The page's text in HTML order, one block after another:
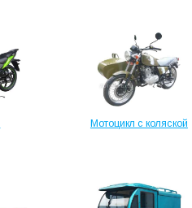
Мотоцикл с коляской